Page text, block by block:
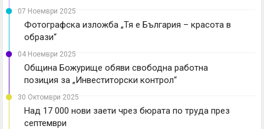
07 Ноември 2025
Фотографска изложба „Тя е България – красота в
образи“
04 Ноември 2025
Община Божурище обяви свободна работна
позиция за „Инвеститорски контрол“
30 Октомври 2025
Над 17 000 нови заети чрез бюрата по труда през
септември